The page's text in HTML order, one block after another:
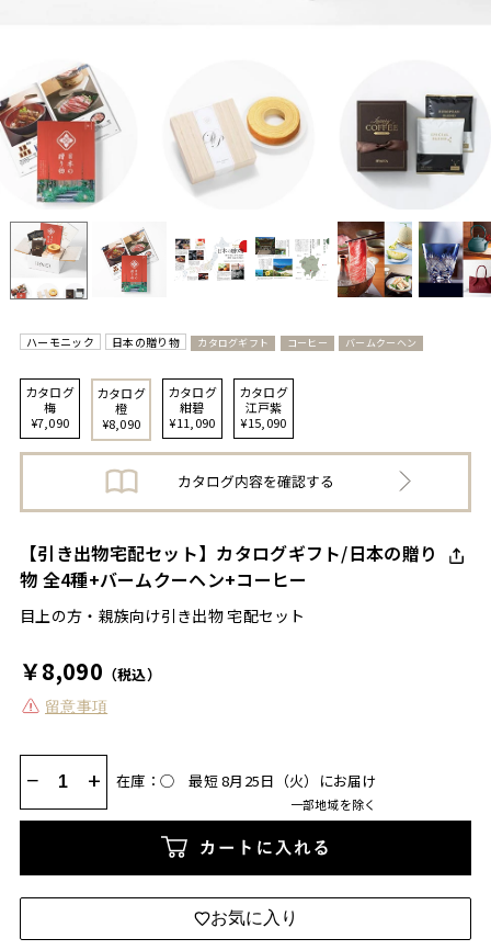
ハーモニック 日本の贈り物 カタログギフト コーヒー バームクーヘン
カタログ
梅
¥7,090
カタログ
橙
¥8,090
カタログ
紺碧
¥11,090
カタログ
江戸紫
¥15,090
【引き出物宅配セット】カタログギフト/日本の贈り
物 全4種+バームクーヘン+コーヒー
目上の方・親族向け引き出物 宅配セット
￥8,090 （税込）
留意事項
− + 在庫：◯ 最短 8月25日（火）にお届け
一部地域を除く
カートに入れる
お気に入り